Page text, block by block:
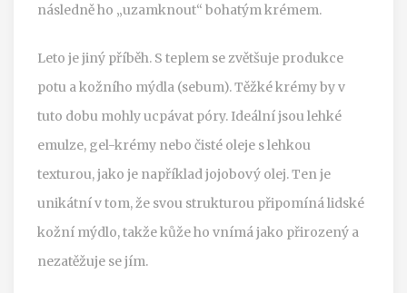
následně ho „uzamknout“ bohatým krémem.
Leto je jiný příběh. S teplem se zvětšuje produkce
potu a kožního mýdla (sebum). Těžké krémy by v
tuto dobu mohly ucpávat póry. Ideální jsou lehké
emulze, gel-krémy nebo čisté oleje s lehkou
texturou, jako je například jojobový olej. Ten je
unikátní v tom, že svou strukturou připomíná lidské
kožní mýdlo, takže kůže ho vnímá jako přirozený a
nezatěžuje se jím.